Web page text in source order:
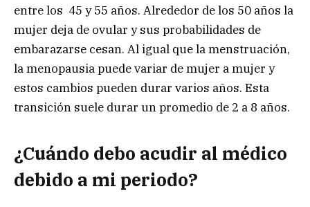
entre los 45 y 55 años. Alrededor de los 50 años la
mujer deja de ovular y sus probabilidades de
embarazarse cesan. Al igual que la menstruación,
la menopausia puede variar de mujer a mujer y
estos cambios pueden durar varios años. Esta
transición suele durar un promedio de 2 a 8 años.
¿Cuándo debo acudir al médico
debido a mi periodo?